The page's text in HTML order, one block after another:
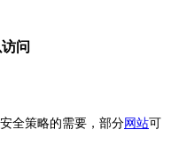
问
全策略的需要，部分网站可